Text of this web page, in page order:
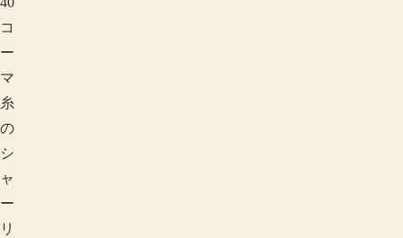
コ
ー
マ
糸
の
シ
ャ
ー
リ